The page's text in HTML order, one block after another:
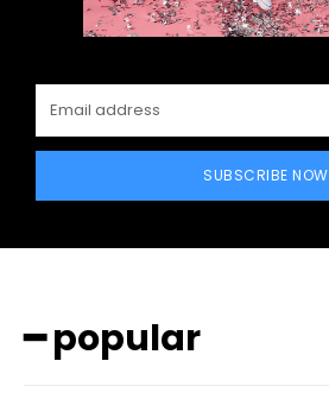
SUBSCRIBE NOW
━ popular